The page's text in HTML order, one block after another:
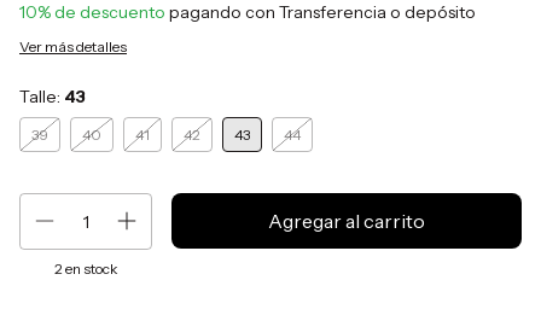
10% de descuento pagando con Transferencia o depósito
Ver más detalles
Talle: 43
39 40 41 42 43 44
2en stock